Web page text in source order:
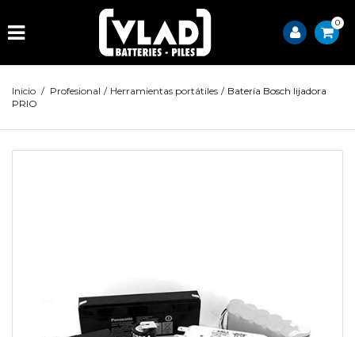
0
Inicio / Profesional / Herramientas portátiles / Batería Bosch lijadora
PRIO